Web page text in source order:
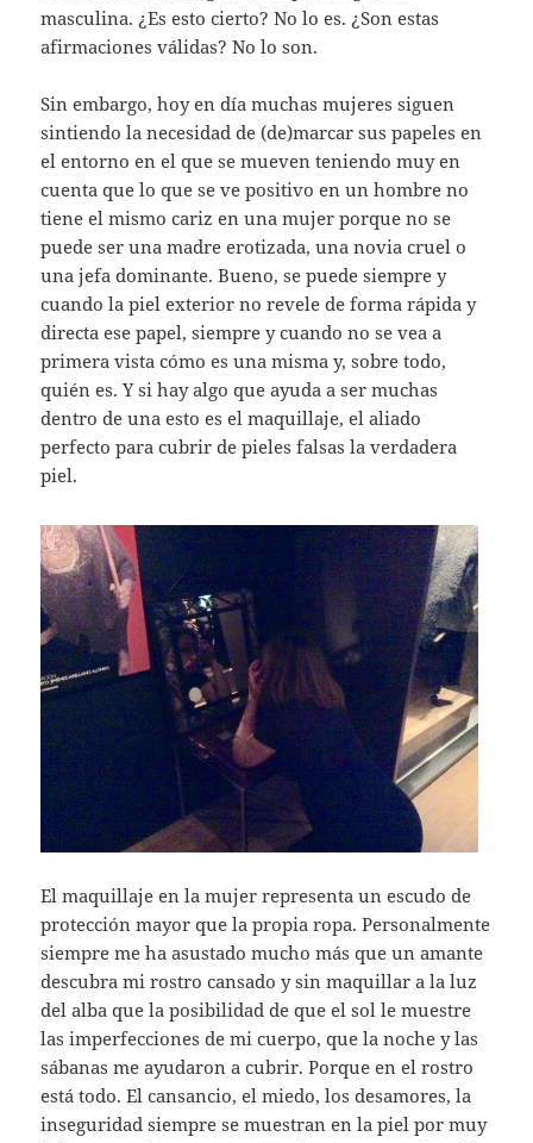
masculina. ¿Es esto cierto? No lo es. ¿Son estas
afirmaciones válidas? No lo son.
Sin embargo, hoy en día muchas mujeres siguen
sintiendo la necesidad de (de)marcar sus papeles en
el entorno en el que se mueven teniendo muy en
cuenta que lo que se ve positivo en un hombre no
tiene el mismo cariz en una mujer porque no se
puede ser una madre erotizada, una novia cruel o
una jefa dominante. Bueno, se puede siempre y
cuando la piel exterior no revele de forma rápida y
directa ese papel, siempre y cuando no se vea a
primera vista cómo es una misma y, sobre todo,
quién es. Y si hay algo que ayuda a ser muchas
dentro de una esto es el maquillaje, el aliado
perfecto para cubrir de pieles falsas la verdadera
piel.
El maquillaje en la mujer representa un escudo de
protección mayor que la propia ropa. Personalmente
siempre me ha asustado mucho más que un amante
descubra mi rostro cansado y sin maquillar a la luz
del alba que la posibilidad de que el sol le muestre
las imperfecciones de mi cuerpo, que la noche y las
sábanas me ayudaron a cubrir. Porque en el rostro
está todo. El cansancio, el miedo, los desamores, la
inseguridad siempre se muestran en la piel por muy